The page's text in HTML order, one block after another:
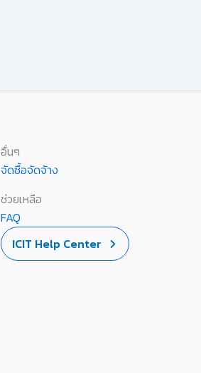
อื่นๆ
จัดซื้อจัดจ้าง
ช่วยเหลือ
FAQ
ICIT Help Center